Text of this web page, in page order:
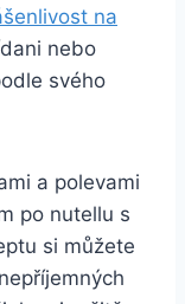
na
nebo
svého
a polevami
po nutellu s
si můžete